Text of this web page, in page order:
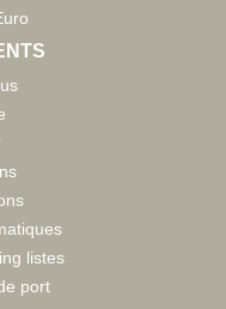
listes
port